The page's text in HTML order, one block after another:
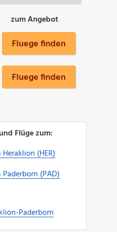
zum Angebot
Fluege finden
Fluege finden
Flüge zum:
(HER)
(PAD)
Paderborn